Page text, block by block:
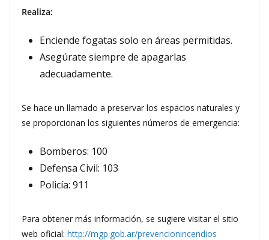
Realiza:
Enciende fogatas solo en áreas permitidas.
Asegúrate siempre de apagarlas
adecuadamente.
Se hace un llamado a preservar los espacios naturales y
se proporcionan los siguientes números de emergencia:
Bomberos: 100
Defensa Civil: 103
Policía: 911
Para obtener más información, se sugiere visitar el sitio
web oficial: http://mgp.gob.ar/prevencionincendios